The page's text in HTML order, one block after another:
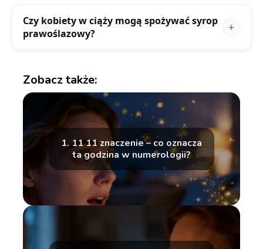
Czy kobiety w ciąży mogą spożywać syrop
prawoślazowy?
Zobacz także:
1. 11 11 znaczenie – co oznacza
ta godzina w numerologii?